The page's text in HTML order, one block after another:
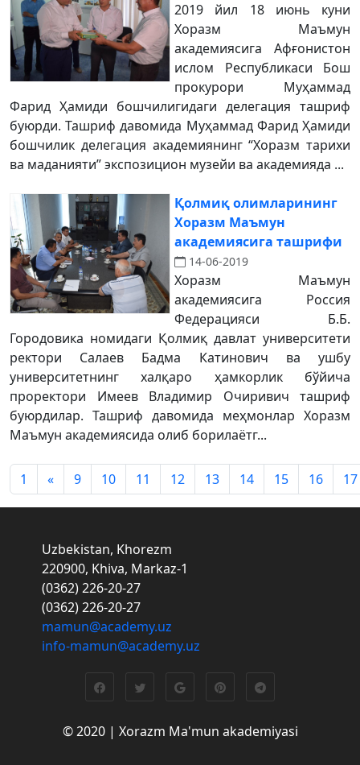
2019 йил 18 июнь куни
Хоразм Маъмун
академиясига Афғонистон
ислом Республикаси Бош
прокурори Муҳаммад
Фарид Ҳамиди бошчилигидаги делегация ташриф
буюрди. Ташриф давомида Муҳаммад Фарид Ҳамиди
бошчилик делегация академиянинг “Хоразм тарихи
ва маданияти” экспозицион музейи ва академияда ...
Қолмиқ олимларининг
Хоразм Маъмун
академиясига ташрифи
14-06-2019
Хоразм Маъмун
академиясига Россия
Федерацияси Б.Б.
Городовика номидаги Қолмиқ давлат университети
ректори Салаев Бадма Катинович ва ушбу
университетнинг халқаро ҳамкорлик бўйича
проректори Имеев Владимир Очиривич ташриф
буюрдилар. Ташриф давомида меҳмонлар Хоразм
Маъмун академиясида олиб борилаётг...
1 « 9 10 11 12 13 14 15 16 17
Uzbekistan, Khorezm
220900, Khiva, Markaz-1
(0362) 226-20-27
(0362) 226-20-27
mamun@academy.uz
info-mamun@academy.uz
© 2020 | Xorazm Ma'mun akademiyasi